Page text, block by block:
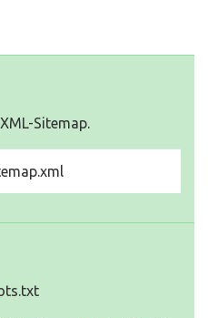
Sitemap.